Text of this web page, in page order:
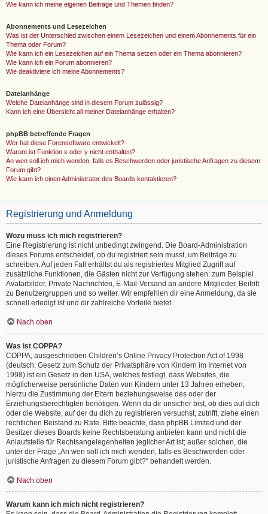
Wie kann ich meine eigenen Beiträge und Themen finden?
Abonnements und Lesezeichen
Was ist der Unterschied zwischen einem Lesezeichen und einem Abonnements für ein
Thema oder Forum?
Wie kann ich ein Lesezeichen auf ein Thema setzen oder ein Thema abonnieren?
Wie kann ich ein Forum abonnieren?
Wie deaktiviere ich meine Abonnements?
Dateianhänge
Welche Dateianhänge sind in diesem Forum zulässig?
Kann ich eine Übersicht all meiner Dateianhänge erhalten?
phpBB betreffende Fragen
Wer hat diese Forensoftware entwickelt?
Warum ist Funktion x oder y nicht enthalten?
An wen soll ich mich wenden, falls es Beschwerden oder juristische Anfragen zu diesem
Forum gibt?
Wie kann ich einen Administrator des Boards kontaktieren?
Registrierung und Anmeldung
Wozu muss ich mich registrieren?
Eine Registrierung ist nicht unbedingt zwingend. Die Board-Administration
dieses Forums entscheidet, ob du registriert sein musst, um Beiträge zu
schreiben. Auf jeden Fall erhältst du als registriertes Mitglied Zugriff auf
zusätzliche Funktionen, die Gästen nicht zur Verfügung stehen: zum Beispiel
Avatarbilder, Private Nachrichten, E-Mail-Versand an andere Mitglieder, Beitritt
zu Benutzergruppen und so weiter. Wir empfehlen dir eine Anmeldung, da sie
schnell erledigt ist und dir zahlreiche Vorteile bietet.
Nach oben
Was ist COPPA?
COPPA, ausgeschrieben Children’s Online Privacy Protection Act of 1998
(deutsch: Gesetz zum Schutz der Privatsphäre von Kindern im Internet von
1998) ist ein Gesetz in den USA, welches festlegt, dass Websites, die
möglicherweise persönliche Daten von Kindern unter 13 Jahren erheben,
hierzu die Zustimmung der Eltern beziehungsweise des oder der
Erziehungsberechtigten benötigen. Wenn du dir unsicher bist, ob dies auf dich
oder die Website, auf der du dich zu registrieren versuchst, zutrifft, ziehe einen
rechtlichen Beistand zu Rate. Bitte beachte, dass phpBB Limited und der
Besitzer dieses Boards keine Rechtsberatung anbieten kann und nicht die
Anlaufstelle für Rechtsangelegenheiten jeglicher Art ist; außer solchen, die
unter der Frage „An wen soll ich mich wenden, falls es Beschwerden oder
juristische Anfragen zu diesem Forum gibt?“ behandelt werden.
Nach oben
Warum kann ich mich nicht registrieren?